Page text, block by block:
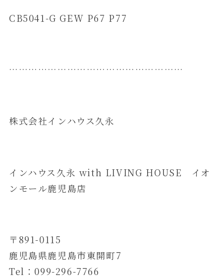
CB5041-G GEW P67 P77
………………………………………………
​株式会社インハウス久永
インハウス久永 with LIVING HOUSE イオ
ンモール鹿児島店
〒891-0115
鹿児島県鹿児島市東開町7
Tel：099-296-7766